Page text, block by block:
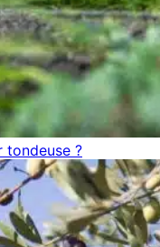
tondeuse ?